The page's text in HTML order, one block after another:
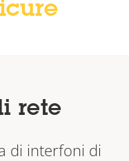
rete
di interfoni di